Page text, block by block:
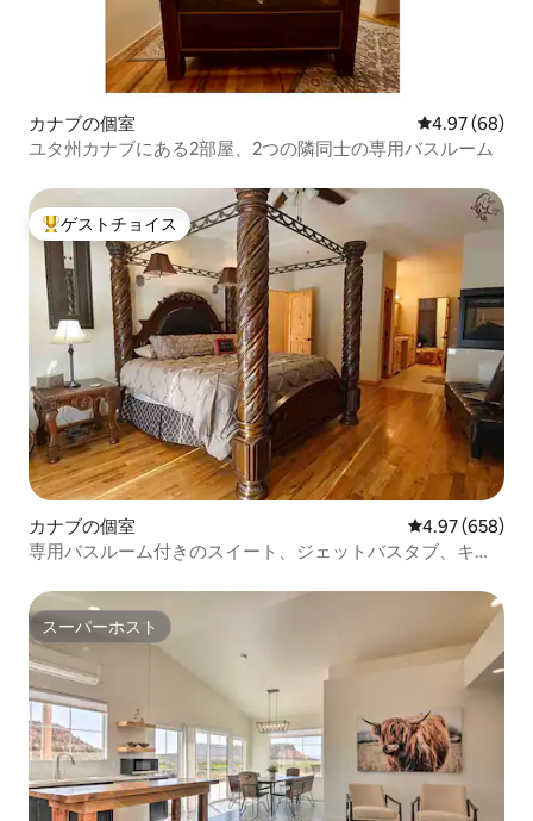
カナブの個室 レビュー68
4.97 (68)
ユタ州カナブにある2部屋、2つの隣同士の専用バスルーム
大好評のゲストチョイスです。
ゲストチョイス
カナブの個室 レビュー658
4.97 (658)
専用バスルーム付きのスイート、ジェットバスタブ、キン
スーパーホスト
スーパーホスト